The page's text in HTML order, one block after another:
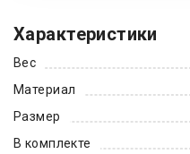
Характеристики
Вес
Материал
Размер
В комплекте